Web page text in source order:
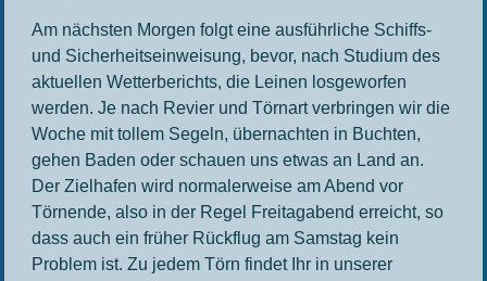
Am nächsten Morgen folgt eine ausführliche Schiffs-
und Sicherheitseinweisung, bevor, nach Studium des
aktuellen Wetterberichts, die Leinen losgeworfen
werden. Je nach Revier und Törnart verbringen wir die
Woche mit tollem Segeln, übernachten in Buchten,
gehen Baden oder schauen uns etwas an Land an.
Der Zielhafen wird normalerweise am Abend vor
Törnende, also in der Regel Freitagabend erreicht, so
dass auch ein früher Rückflug am Samstag kein
Problem ist. Zu jedem Törn findet Ihr in unserer